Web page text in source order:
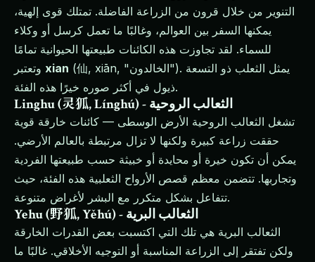
التنوير من خلال قرون من الزراعة الفاضلة. تمتلك قوى إلهية،
يمكنها السفر بين العوالم، وغالبًا ما تعمل كرسل أو وكلاء
للسماء. لقد تجاوزت هذه الكائنات طبيعتها الحيوانية تمامًا
xian (仙, xiān, "الخالدون"). يمثل الثعلب ذو التسعة
ذيول في أكثر صوره خيرًا هذه الفئة.
Linghu (灵狐, Línghú) - الثعالب الروحية
تشغل الثعالب الروحية الأرض الوسطى — كائنات خارقة قوية
حققت زراعة كبيرة ولكنها لا تزال مرتبطة بالعالم الأرضي.
يمكن أن تكون خيرة أو محايدة أو خبيثة حسب طبيعتها الفردية
وتجاربها. تتضمن معظم قصص الأرواح الثعلبية هذه الفئة، حيث
تتفاعل بشكل متكرر مع البشر لأغراض متنوعة.
Yehu (野狐, Yěhú) - الثعالب البرية
الثعالب البرية هي تلك التي اكتسبت بعض القدرات الخارقة
ولكن تفتقر إلى الزراعة المناسبة أو التوجيه الأخلاقي. غالبًا ما